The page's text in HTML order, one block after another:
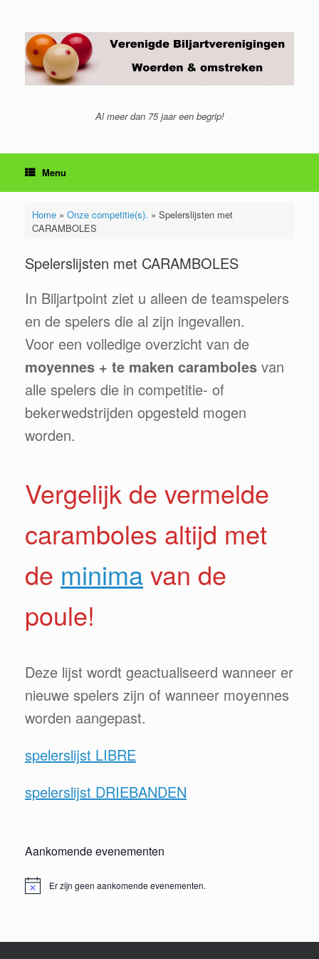
inhoud
Al meer dan 75 jaar een begrip!
Menu
Home» Onze competitie(s). » Spelerslijsten met
CARAMBOLES
Spelerslijsten met CARAMBOLES
In Biljartpoint ziet u alleen de teamspelers
en de spelers die al zijn ingevallen.
Voor een volledige overzicht van de
moyennes + te maken caramboles van
alle spelers die in competitie- of
bekerwedstrijden opgesteld mogen
worden.
Vergelijk de vermelde
caramboles altijd met
de minimavan de
poule!
Deze lijst wordt geactualiseerd wanneer er
nieuwe spelers zijn of wanneer moyennes
worden aangepast.
spelerslijst LIBRE
spelerslijst DRIEBANDEN
Aankomende evenementen
BerichtEr zijn geen aankomende evenementen.